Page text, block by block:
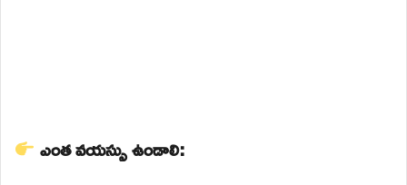
ఎంత వయస్సు ఉండాలి: